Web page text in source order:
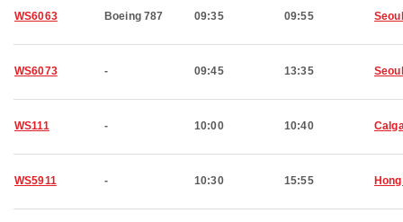
WS6063 Boeing 787 09:35 09:55 Seoul
WS6073 - 09:45 13:35 Seoul
WS111 - 10:00 10:40
WS5911 - 10:30 15:55